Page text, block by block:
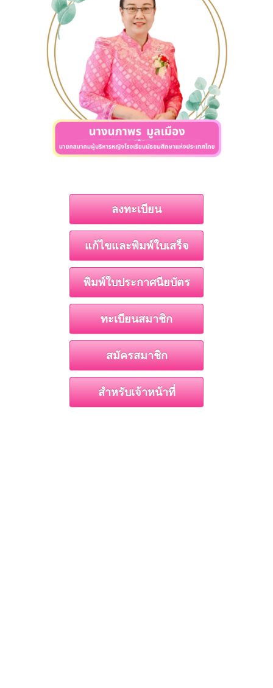
ลงทะเบียน
แก้ไขและพิมพ์ใบเสร็จ
พิมพ์ใบประกาศนียบัตร
ทะเบียนสมาชิก
สมัครสมาชิก
สำหรับเจ้าหน้าที่